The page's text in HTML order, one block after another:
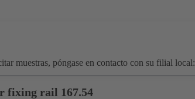
muestras, póngase en contacto con su filial local:
fixing rail 167.54